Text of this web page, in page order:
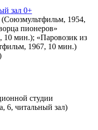
зал 0+
1954,
пионеров»
10 мин.); «Паровозик из
1967, 10 мин.)
студии
6, читальный зал)